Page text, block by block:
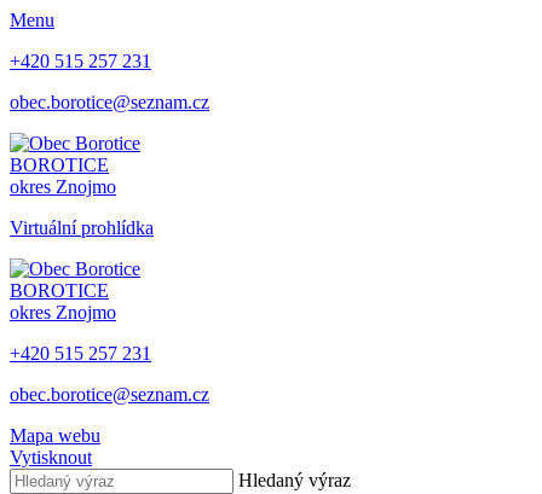
Menu
+420 515 257 231
obec.borotice@seznam.cz
BOROTICE
okres Znojmo
Virtuální prohlídka
BOROTICE
okres Znojmo
+420 515 257 231
obec.borotice@seznam.cz
Mapa webu
Vytisknout
Hledaný výraz